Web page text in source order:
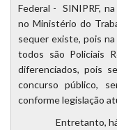
Federal - SINIPRF,
no Ministério do
sequer existe, pois
todos são Policiais
diferenciados, pois
concurso público,
conforme legislação
Entretanto, há um